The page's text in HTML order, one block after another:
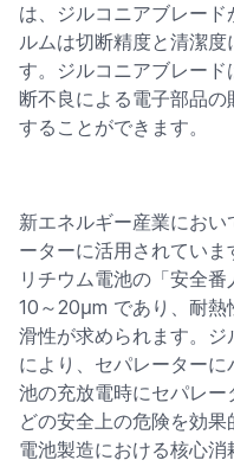
は、ジルコニアブレー
ルムは切断精度と清潔
す。ジルコニアブレー
断不良による電子部品
することができます。
新エネルギー産業にお
ーターに活用されてい
リチウム電池の「安全
10～20μm であり、耐
滑性が求められます。
により、セパレーター
池の充放電時にセパレ
どの安全上の危険を効
電池製造における核心消